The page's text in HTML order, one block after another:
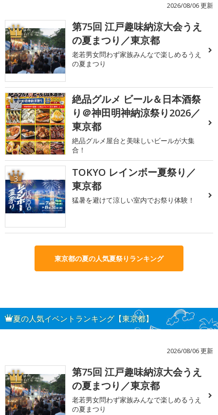
2026/08/06 更新
1
第75回 江戸趣味納涼大会うえ
の夏まつり／東京都
老若男女問わず家族みんなで楽しめるうえ
の夏まつり
2
絶品グルメ ビール＆日本酒祭
り＠神田明神納涼祭り2026／
東京都
絶品グルメ屋台と美味しいビールが大集
合！
3
TOKYO レインボー夏祭り／
東京都
猛暑を避けて涼しい室内でお祭り体験！
東京都の夏の人気夏祭りランキング
夏の人気イベントランキング【東京都】
2026/08/06 更新
1
第75回 江戸趣味納涼大会うえ
の夏まつり／東京都
老若男女問わず家族みんなで楽しめるうえ
の夏まつり